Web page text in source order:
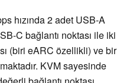
hızında 2 adet USB-A
C bağlantı noktası ile iki
(biri eARC özellikli) ve bir
KVM sayesinde